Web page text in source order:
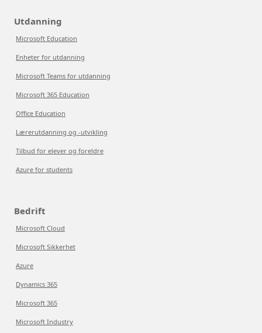
Utdanning
Microsoft Education
Enheter for utdanning
Microsoft Teams for utdanning
Microsoft 365 Education
Office Education
Lærerutdanning og -utvikling
Tilbud for elever og foreldre
Azure for students
Bedrift
Microsoft Cloud
Microsoft Sikkerhet
Azure
Dynamics 365
Microsoft 365
Microsoft Industry